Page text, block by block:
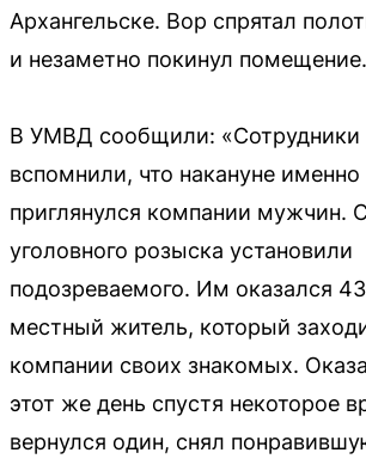
Архангельске. Вор спрятал
и незаметно покинул помещение.
В УМВД сообщили: «Сотрудники
вспомнили, что накануне именно
приглянулся компании мужчин.
уголовного розыска установили
подозреваемого. Им оказался
местный житель, который
компании своих знакомых.
этот же день спустя некоторое
вернулся один, снял